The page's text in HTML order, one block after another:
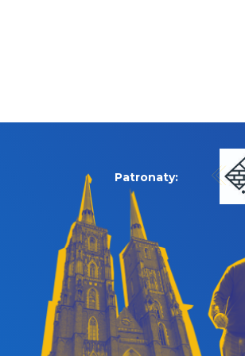
Patronaty: